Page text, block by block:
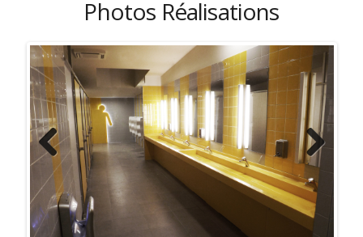
Photos Réalisations
Previous Next